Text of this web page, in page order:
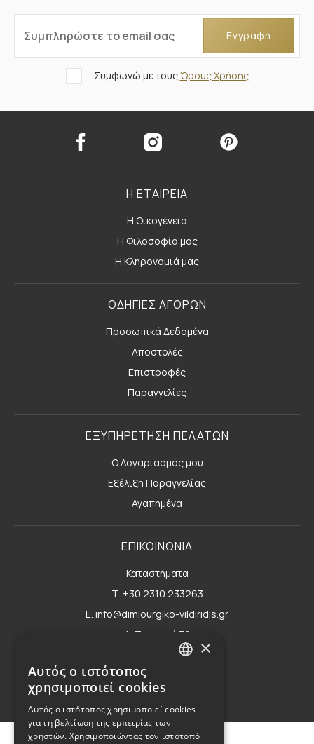
Συμπληρώστε το email σας Εγγραφή
Συμφωνώ με τουςΌρους Χρήσης
Η ΕΤΑΙΡΕΙΑ
Η Οικογένεια
Η Φιλοσοφία μας
Η Κληρονομιά μας
ΟΔΗΓΙΕΣ ΑΓΟΡΩΝ
Προσωπικά Δεδομένα
Αποστολές
Επιστροφές
Παραγγελίες
ΕΞΥΠΗΡΕΤΗΣΗ ΠΕΛΑΤΩΝ
Ο Λογαριασμός μου
Εξέλιξη Παραγγελίας
Αγαπημένα
ΕΠΙΚΟΙΝΩΝΙΑ
Καταστήματα
Τ. +30 2310 233263
E. info@dimiourgiko-vildiridis.gr
Δ. Τσιμισκή 70
Φόρμα επικοινωνίας×
Αυτός ο ιστότοπος
χρησιμοποιεί cookies
Αυτός ο ιστότοπος χρησιμοποιεί cookies
για τη βελτίωση της εμπειρίας των
χρηστών. Χρησιμοποιώντας τον ιστότοπό